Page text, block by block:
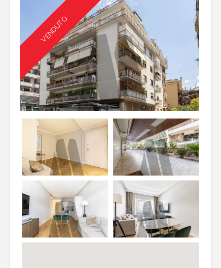
VENDUTO